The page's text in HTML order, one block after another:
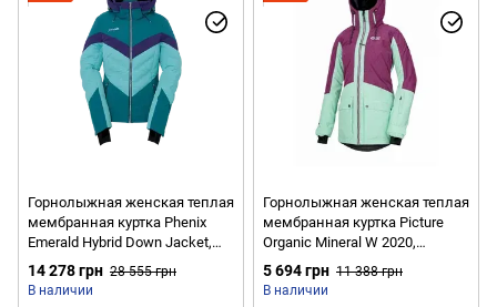
Горнолыжная женская теплая
мембранная куртка Phenix
Emerald Hybrid Down Jacket,
6/36 - Turquoise (PH
ESA82OT55,BLG-6/36)
14 278 грн 28 555 грн
В наличии
Горнолыжная женская теплая
мембранная куртка Picture
Organic Mineral W 2020,
Raspberry, XS (PO WVT166D-
XS)
5 694 грн 11 388 грн
В наличии